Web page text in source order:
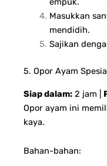
Masukkan
mendidih.
Sajikan
5. Opor Ayam
Siap dalam: 2 jam |
Opor ayam ini
kaya.
Bahan-bahan: